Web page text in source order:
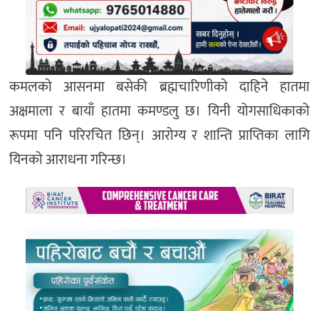
कमलको आसनमा बसेकी ब्रह्मचारिणीको दाहिने हातमा
अक्षमाला र बायाँ हातमा कमण्डलु छ। यिनी योगसाधिकाको
रूपमा पनि परिरचित छिन्। आरोग्य र शान्ति प्राप्तिका लागि
यिनको आराधना गरिन्छ।